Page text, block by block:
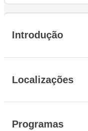
Introdução
Localizações
Programas